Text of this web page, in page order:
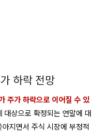
하락 전망
주가 하락으로 이어질 수 있
대상으로 확정되는 연말에 대
지면서 주식 시장에 부정적